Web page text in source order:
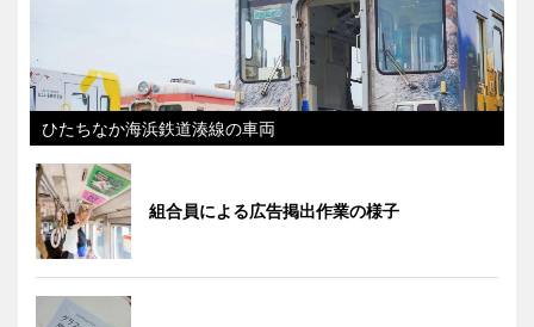
ひたちなか海浜鉄道湊線の車両
組合員による広告掲出作業の様子